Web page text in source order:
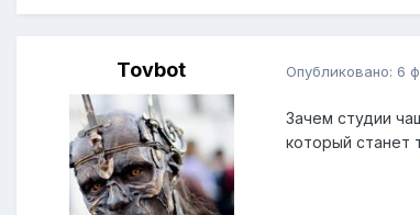
Tovbot Опубликовано: 6
Зачем студии
который станет